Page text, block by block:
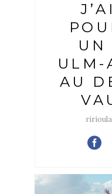
UN
ULM-
AU